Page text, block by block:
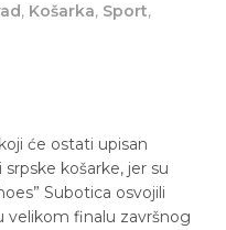
, Košarka, Sport,
će ostati upisan
košarke, jer su
Subotica osvojili
velikom finalu završnog